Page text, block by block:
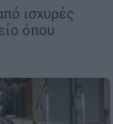
ισχυρές
όπου